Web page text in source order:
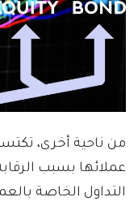
من ناحية أخرى،
عملائها بسبب
التداول الخاصة